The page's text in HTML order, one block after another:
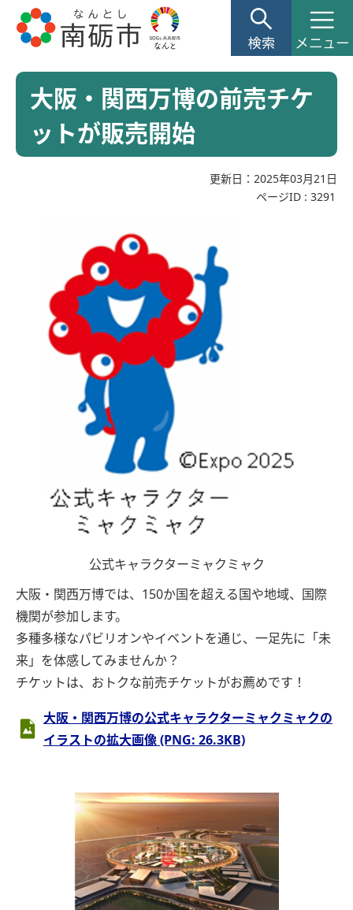
大阪・関西万博の前売チケ
ットが販売開始
更新日：2025年03月21日
ページID : 3291
公式キャラクターミャクミャク
大阪・関西万博では、150か国を超える国や地域、国際
機関が参加します。
多種多様なパビリオンやイベントを通じ、一足先に「未
来」を体感してみませんか？
チケットは、おトクな前売チケットがお薦めです！
大阪・関西万博の公式キャラクターミャクミャクの
イラストの拡大画像 (PNG: 26.3KB)